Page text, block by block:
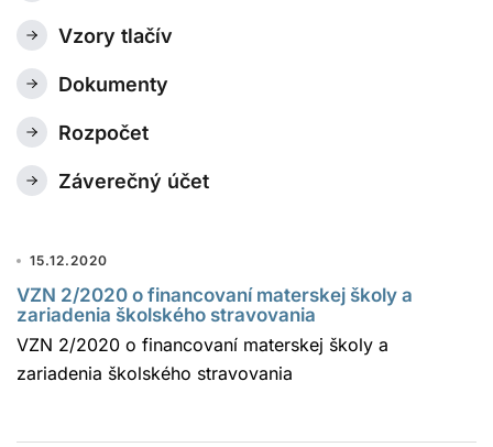
Vzory tlačív
Dokumenty
Rozpočet
Záverečný účet
15.12.2020
VZN 2/2020 o financovaní materskej školy a
zariadenia školského stravovania
VZN 2/2020 o financovaní materskej školy a
zariadenia školského stravovania